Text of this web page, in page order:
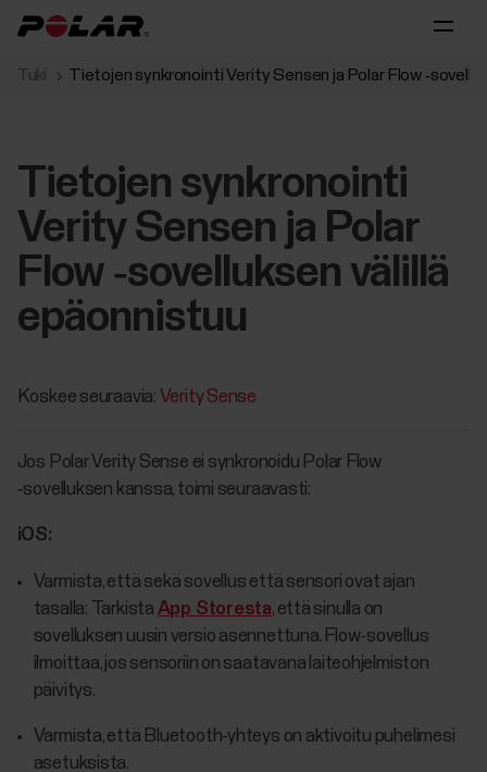
Tuki Tietojen synkronointi Verity Sensen ja Polar Flow
Tietojen synkronointi
Verity Sensen ja Polar
Flow ‑sovelluksen välillä
epäonnistuu
Koskee seuraavia: Verity Sense
Jos Polar Verity Sense ei synkronoidu Polar Flow
‑sovelluksen kanssa, toimi seuraavasti:
iOS:
Varmista, että sekä sovellus että sensori ovat ajan
tasalla: Tarkista App Storesta, että sinulla on
sovelluksen uusin versio asennettuna. Flow-sovellus
ilmoittaa, jos sensoriin on saatavana laiteohjelmiston
päivitys.
Varmista, että Bluetooth-yhteys on aktivoitu puhelimesi
asetuksista.